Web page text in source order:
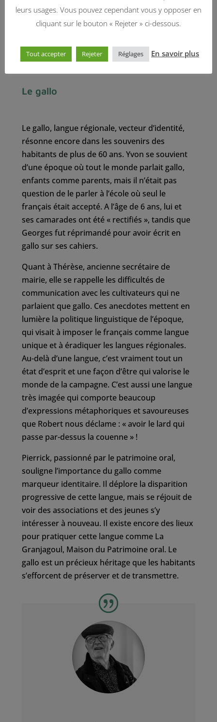
Le gallo
Le gallo, langue régionale, vecteur d’identité,
résonne encore dans les souvenirs des
habitants de plus de 60 ans. Yvon se souvient
d’une époque où tout le monde parlait gallo,
enfants comme parents, mais il n’était pas
question de le parler à l’école où seul le
français était accepté. A l’âge de 6 ans, lui et
ses camarades ont été « rectifiés », tandis que
Georges fut réprimandé pour avoir écrit en
gallo sur ses cahiers.
Quant à Thérèse, ancienne secrétaire de
mairie, elle se rappelle les difficultés de
communication avec les cultivateurs qui ne
parlaient que gallo. Ces anecdotes mettent en
lumière la politique linguistique de l’époque,
qui visait à imposer le français comme langue
unique et à éradiquer les langues régionales.
Au-delà d’une langue, c’est vraiment tout un
état d’esprit et une façon d’être qui valorise le
monde de la campagne. C’est aussi une langue
très imagée qui comporte beaucoup
d’expressions métaphoriques et savoureuses
que Robert nous déclame : « avoir le lard qui
passe par-dessus la couenne » !
Pierrick, passionné par le patrimoine oral,
souligne l’importance du gallo comme
marqueur identitaire. Il déplore la disparition
progressive de cette langue, mais se réjouit de
voir des associations et des jeunes s’y
intéresser à nouveau. Il existe encore des lieux
pour pratiquer cette langue comme La
Granjagoul, Maison du Patrimoine oral. Le
gallo est un précieux héritage que les habitants
s’efforcent de préserver et de transmettre.
leurs usages. Vous pouvez cependant vous y opposer en
cliquant sur le bouton « Rejeter » ci-dessous.
Tout accepter Rejeter Réglages En savoir plus